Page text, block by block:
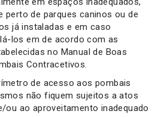
perto de parques caninos ou de
já instaladas e em caso
los em de acordo com as
no Manual de Boas
Contracetivos.
de acesso aos pombais
não fiquem sujeitos a atos
ou ao aproveitamento inadequado